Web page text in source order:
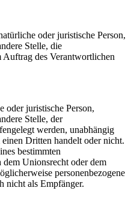
oder juristische Person,
Stelle, die
Auftrag des Verantwortlichen
oder juristische Person,
Stelle, der
werden, unabhängig
Dritten handelt oder nicht.
bestimmten
dem Unionsrecht oder dem
personenbezogene
nicht als Empfänger.